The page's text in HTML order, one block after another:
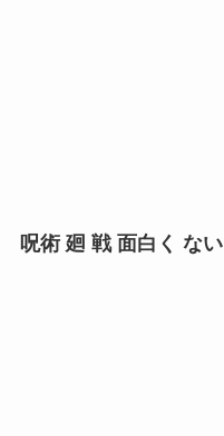
呪術 廻 戦 面白く ない